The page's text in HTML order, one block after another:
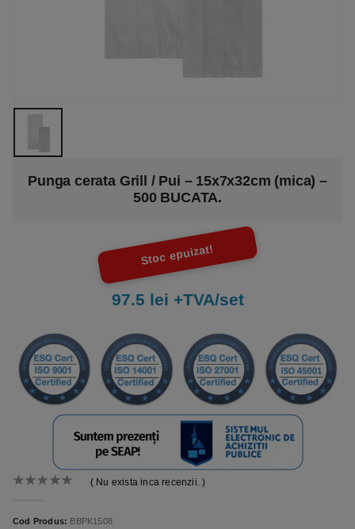
Punga cerata Grill / Pui – 15x7x32cm (mica) –
500 BUCATA.
( Nu exista inca recenzii. )
Cod Produs: BBPK1508
Stoc epuizat!
97.5 lei +TVA/set